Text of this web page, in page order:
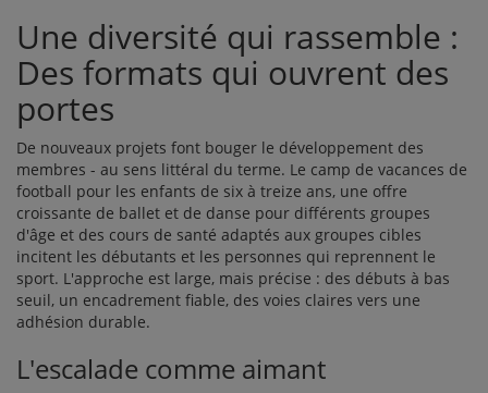
Une diversité qui rassemble :
Des formats qui ouvrent des
portes
De nouveaux projets font bouger le développement des
membres - au sens littéral du terme. Le camp de vacances de
football pour les enfants de six à treize ans, une offre
croissante de ballet et de danse pour différents groupes
d'âge et des cours de santé adaptés aux groupes cibles
incitent les débutants et les personnes qui reprennent le
sport. L'approche est large, mais précise : des débuts à bas
seuil, un encadrement fiable, des voies claires vers une
adhésion durable.
L'escalade comme aimant